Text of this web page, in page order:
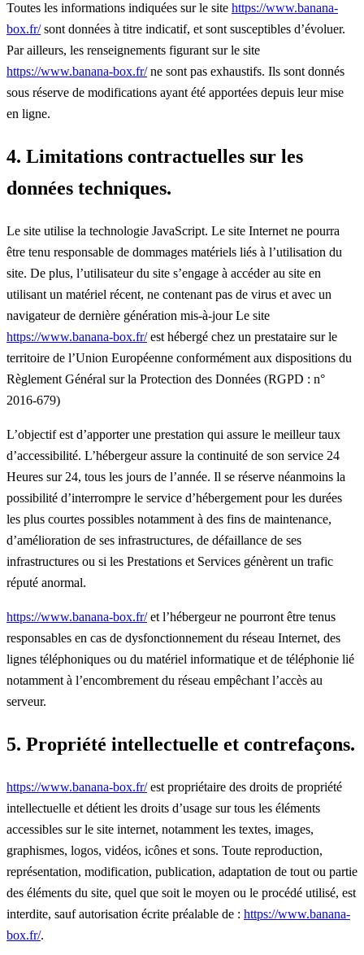
Toutes les informations indiquées sur le site https://www.banana-
box.fr/sont données à titre indicatif, et sont susceptibles d’évoluer.
Par ailleurs, les renseignements figurant sur le site
https://www.banana-box.fr/ne sont pas exhaustifs. Ils sont donnés
sous réserve de modifications ayant été apportées depuis leur mise
en ligne.
4. Limitations contractuelles sur les
données techniques.
Le site utilise la technologie JavaScript. Le site Internet ne pourra
être tenu responsable de dommages matériels liés à l’utilisation du
site. De plus, l’utilisateur du site s’engage à accéder au site en
utilisant un matériel récent, ne contenant pas de virus et avec un
navigateur de dernière génération mis-à-jour Le site
https://www.banana-box.fr/est hébergé chez un prestataire sur le
territoire de l’Union Européenne conformément aux dispositions du
Règlement Général sur la Protection des Données (RGPD : n°
2016-679)
L’objectif est d’apporter une prestation qui assure le meilleur taux
d’accessibilité. L’hébergeur assure la continuité de son service 24
Heures sur 24, tous les jours de l’année. Il se réserve néanmoins la
possibilité d’interrompre le service d’hébergement pour les durées
les plus courtes possibles notamment à des fins de maintenance,
d’amélioration de ses infrastructures, de défaillance de ses
infrastructures ou si les Prestations et Services génèrent un trafic
réputé anormal.
https://www.banana-box.fr/et l’hébergeur ne pourront être tenus
responsables en cas de dysfonctionnement du réseau Internet, des
lignes téléphoniques ou du matériel informatique et de téléphonie lié
notamment à l’encombrement du réseau empêchant l’accès au
serveur.
5. Propriété intellectuelle et contrefaçons.
https://www.banana-box.fr/est propriétaire des droits de propriété
intellectuelle et détient les droits d’usage sur tous les éléments
accessibles sur le site internet, notamment les textes, images,
graphismes, logos, vidéos, icônes et sons. Toute reproduction,
représentation, modification, publication, adaptation de tout ou partie
des éléments du site, quel que soit le moyen ou le procédé utilisé, est
interdite, sauf autorisation écrite préalable de : https://www.banana-
box.fr/.